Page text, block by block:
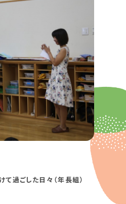
過ごした日々（年長組）